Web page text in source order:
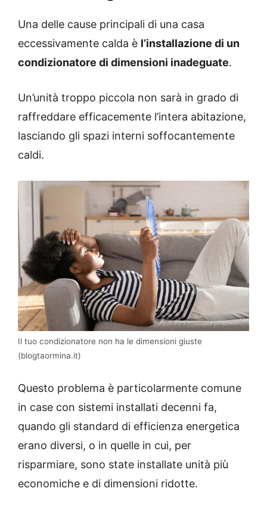
Una delle cause principali di una casa
eccessivamente calda è l’installazione di un
condizionatore di dimensioni inadeguate.
Un’unità troppo piccola non sarà in grado di
raffreddare efficacemente l’intera abitazione,
lasciando gli spazi interni soffocantemente
caldi.
Il tuo condizionatore non ha le dimensioni giuste
(blogtaormina.it)
Questo problema è particolarmente comune
in case con sistemi installati decenni fa,
quando gli standard di efficienza energetica
erano diversi, o in quelle in cui, per
risparmiare, sono state installate unità più
economiche e di dimensioni ridotte.